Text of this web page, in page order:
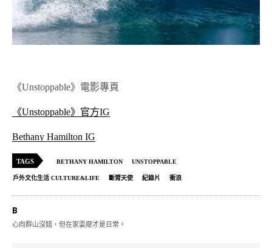
《Unstoppable》電影專頁
《Unstoppable》官方IG
Bethany Hamilton IG
TAGS BETHANY HAMILTON UNSTOPPABLE
戶外文化生活 CULTURE&LIFE 斷臂天使 紀錄片 衝浪
B
心向群山沒錯，但在家耍廢才是日常。